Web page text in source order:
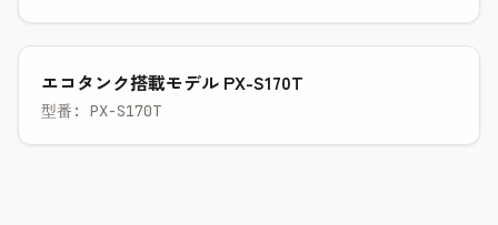
エコタンク搭載モデル PX-S170T
型番: PX-S170T